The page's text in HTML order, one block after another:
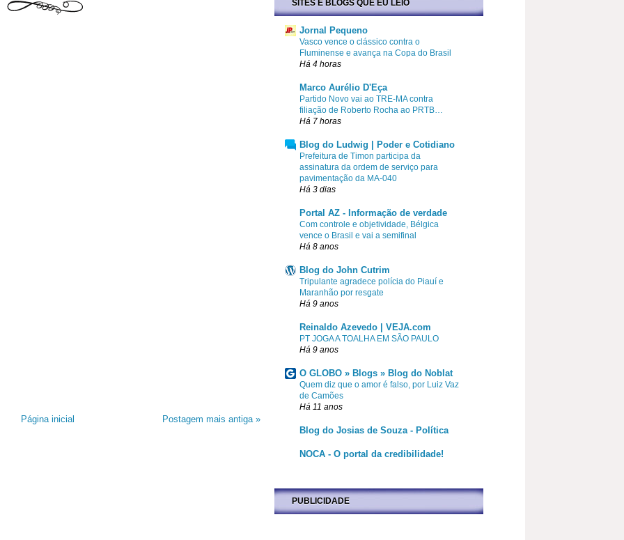
Postagem mais antiga »
Página inicial
SITES E BLOGS QUE EU LEIO
Jornal Pequeno
Vasco vence o clássico contra o
Fluminense e avança na Copa do Brasil
Há 4 horas
Marco Aurélio D'Eça
Partido Novo vai ao TRE-MA contra
filiação de Roberto Rocha ao PRTB…
Há 7 horas
Blog do Ludwig | Poder e Cotidiano
Prefeitura de Timon participa da
assinatura da ordem de serviço para
pavimentação da MA-040
Há 3 dias
Portal AZ - Informação de verdade
Com controle e objetividade, Bélgica
vence o Brasil e vai a semifinal
Há 8 anos
Blog do John Cutrim
Tripulante agradece polícia do Piauí e
Maranhão por resgate
Há 9 anos
Reinaldo Azevedo | VEJA.com
PT JOGA A TOALHA EM SÃO PAULO
Há 9 anos
O GLOBO » Blogs » Blog do Noblat
Quem diz que o amor é falso, por Luiz Vaz
de Camões
Há 11 anos
Blog do Josias de Souza - Política
NOCA - O portal da credibilidade!
PUBLICIDADE